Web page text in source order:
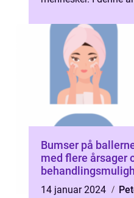
behandlingsmuli...
Bumser på ballerne et overset
med flere årsager
14 januar 2024